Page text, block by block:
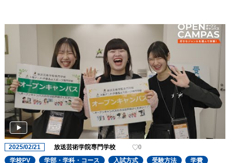
2025/02/21 放送芸術学院専門学校
0
学校PV
学部・学科・コース 入試方式 受験方法
学費